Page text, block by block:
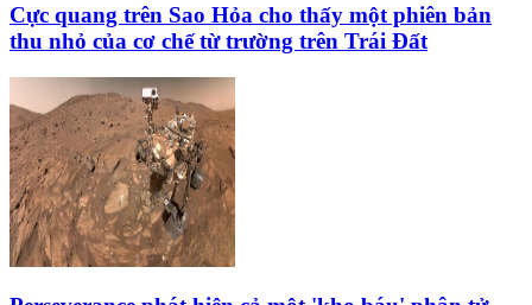
Cực quang trên Sao Hỏa cho thấy một phiên bản
thu nhỏ của cơ chế từ trường trên Trái Đất